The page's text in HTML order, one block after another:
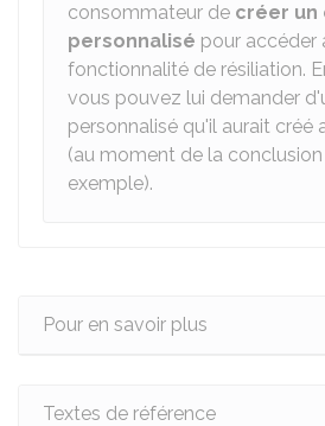
consommateur de créer un
personnalisé pour accéder
fonctionnalité de résiliation.
vous pouvez lui demander
personnalisé qu'il aurait créé
(au moment de la
exemple).
Pour en savoir plus
Textes de référence